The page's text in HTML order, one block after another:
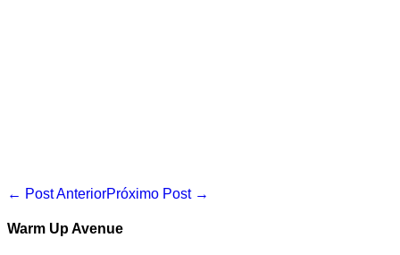
Navegação
post
← Post AnteriorPróximo Post →
Warm Up Avenue